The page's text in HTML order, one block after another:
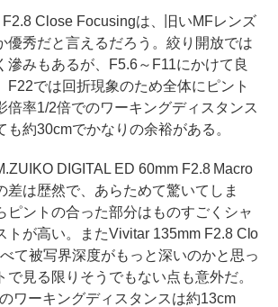
Close Focusingは、旧いMFレンズ
優秀だと言えるだろう。絞り開放では
滲みもあるが、F5.6～F11にかけて良
F22では回折現象のため全体にピント
倍率1/2倍でのワーキングディスタンス
も約30cmでかなりの余裕がある。
DIGITAL ED 60mm F2.8 Macro
差は歴然で、あらためて驚いてしま
ピントの合った部分はものすごくシャ
トが高い。またVivitar 135mm F2.8 Clo
て被写界深度がもっと深いのかと思っ
で見る限りそうでもない点も意外だ。
ワーキングディスタンスは約13cm